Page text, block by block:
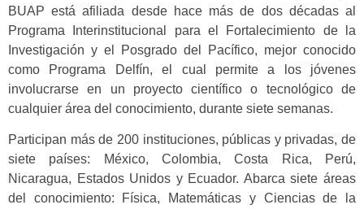
BUAP está afiliada desde hace más de dos décadas al
Programa Interinstitucional para el Fortalecimiento de la
Investigación y el Posgrado del Pacífico, mejor conocido
como Programa Delfín, el cual permite a los jóvenes
involucrarse en un proyecto científico o tecnológico de
cualquier área del conocimiento, durante siete semanas.
Participan más de 200 instituciones, públicas y privadas, de
siete países: México, Colombia, Costa Rica, Perú,
Nicaragua, Estados Unidos y Ecuador. Abarca siete áreas
del conocimiento: Física, Matemáticas y Ciencias de la